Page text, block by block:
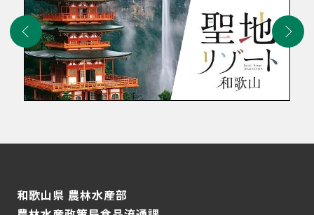
和歌山県 農林水産部